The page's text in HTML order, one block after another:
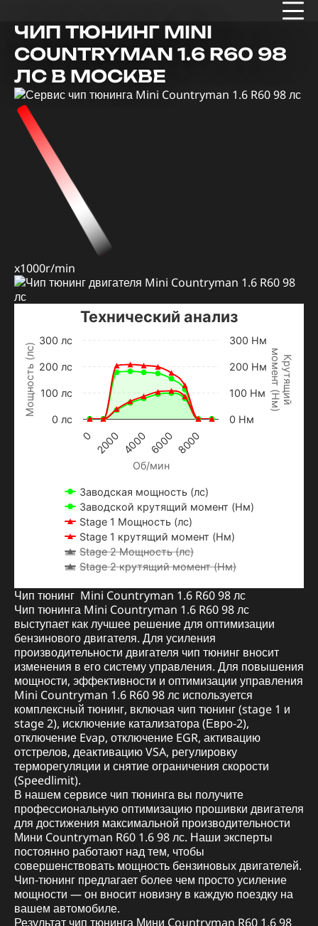
ЧИП ТЮНИНГ MINI
COUNTRYMAN 1.6 R60 98
ЛС В МОСКВЕ
x1000r/min
Об/мин
Мощность (лс) Крутящий
м
о
м
е
н
т
(
Н
м
)
Технический анализ
Заводская мощность (лс)
Заводской крутящий момент (Нм)
Stage 1 Мощность (лс)
Stage 1 крутящий момент (Нм)
Stage 2 Мощность (лс)
Stage 2 крутящий момент (Нм)
0 2000 4000 6000 8000
0 лс
100 лс
200 лс
300 лс
0 Нм
100 Нм
200 Нм
300 Нм
Чип тюнинг Mini Countryman 1.6 R60 98 лс
Чип тюнинга Mini Countryman 1.6 R60 98 лс
выступает как лучшее решение для оптимизации
бензинового двигателя. Для усиления
производительности двигателя чип тюнинг вносит
изменения в его систему управления. Для повышения
мощности, эффективности и оптимизации управления
Mini Countryman 1.6 R60 98 лс используется
комплексный тюнинг, включая чип тюнинг (stage 1 и
stage 2), исключение катализатора (Евро-2),
отключение Evap, отключение EGR, активацию
отстрелов, деактивацию VSA, регулировку
терморегуляции и снятие ограничения скорости
(Speedlimit).
В нашем сервисе чип тюнинга вы получите
профессиональную оптимизацию прошивки двигателя
для достижения максимальной производительности
Мини Countryman R60 1.6 98 лс. Наши эксперты
постоянно работают над тем, чтобы
совершенствовать мощность бензиновых двигателей.
Чип-тюнинг предлагает более чем просто усиление
мощности — он вносит новизну в каждую поездку на
вашем автомобиле.
Результат чип тюнинга Мини Countryman R60 1.6 98